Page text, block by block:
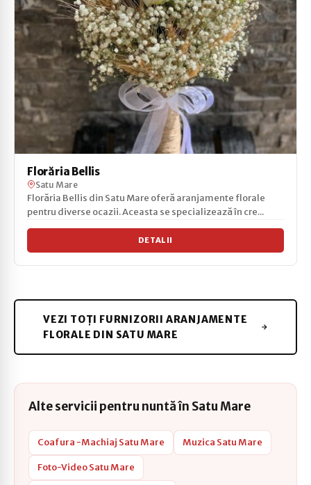
Florăria Bellis
Satu Mare
Florăria Bellis din Satu Mare oferă aranjamente florale
pentru diverse ocazii. Aceasta se specializează în cre...
DETALII
VEZI TOȚI FURNIZORII ARANJAMENTE
FLORALE DIN SATU MARE
Alte servicii pentru nuntă în Satu Mare
Coafura -Machiaj Satu Mare Muzica Satu Mare
Foto-Video Satu Mare